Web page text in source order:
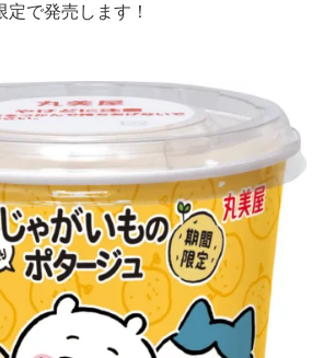
定で発売します！